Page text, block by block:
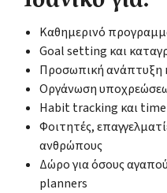
Καθημερινό
Goal setting και
Προσωπική ανάπτυξη
Οργάνωση
Habit tracking και
Φοιτητές,
ανθρώπους
Δώρο για όσους
planners